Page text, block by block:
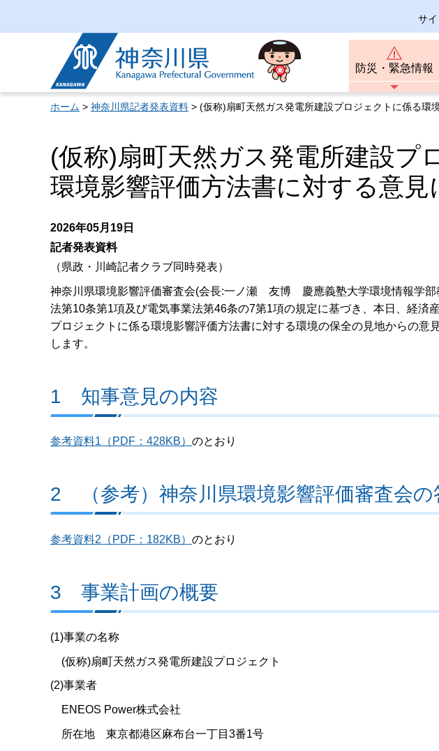
サ
神奈川県
防災・緊急情報
ホーム > 神奈川県記者発表資料 > (仮称)扇町天然ガス発電所建設プロジェクトに係る環
(仮称)扇町天然ガス発電所建設プ
環境影響評価方法書に対する意見
2026年05月19日
記者発表資料
（県政・川崎記者クラブ同時発表）
神奈川県環境影響評価審査会(会長:一ノ瀬 友博 慶應義塾大学環境情報学部
法第10条第1項及び電気事業法第46条の7第1項の規定に基づき、本日、経済
プロジェクトに係る環境影響評価方法書に対する環境の保全の見地からの意
します。
1 知事意見の内容
参考資料1（PDF：428KB） のとおり
2 （参考）神奈川県環境影響評価審査会の
参考資料2（PDF：182KB） のとおり
3 事業計画の概要
(1)事業の名称
(仮称)扇町天然ガス発電所建設プロジェクト
(2)事業者
ENEOS Power株式会社
所在地 東京都港区麻布台一丁目3番1号